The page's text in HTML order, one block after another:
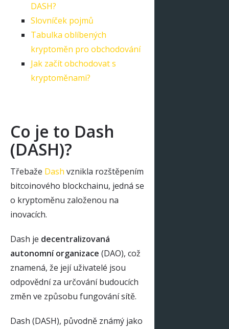
DASH?
Slovníček pojmů
Tabulka oblíbených
kryptoměn pro obchodování
Jak začít obchodovat s
kryptoměnami?
Co je to Dash
(DASH)?
Třebaže Dash vznikla rozštěpením
bitcoinového blockchainu, jedná se
o kryptoměnu založenou na
inovacích.
Dash je decentralizovaná
autonomní organizace (DAO), což
znamená, že její uživatelé jsou
odpovědní za určování budoucích
změn ve způsobu fungování sítě.
Dash (DASH), původně známý jako